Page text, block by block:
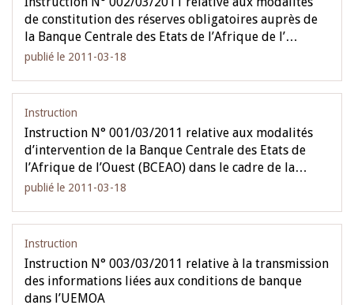
de constitution des réserves obligatoires auprès de
la Banque Centrale des Etats de l’Afrique de l’…
publié le 2011-03-18
Instruction
Instruction N° 001/03/2011 relative aux modalités
d’intervention de la Banque Centrale des Etats de
l’Afrique de l’Ouest (BCEAO) dans le cadre de la…
publié le 2011-03-18
Instruction
Instruction N° 003/03/2011 relative à la transmission
des informations liées aux conditions de banque
dans l’UEMOA